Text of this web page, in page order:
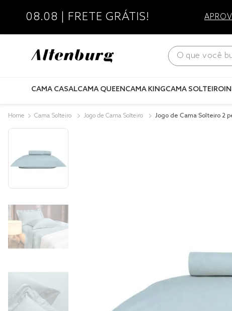
08.08 | FRETE GRÁTIS!
O que você
CAMA CASALCAMA QUEENCAMA KINGCAMA SOLTEIRO
Cama Solteiro Jogo de Cama Solteiro
Jogo de Cama Solteiro 2